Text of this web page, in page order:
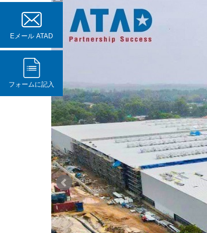
Eメール ATAD
フォームに記入